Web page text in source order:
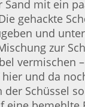
Sand mit ein
gehackte
und
zur
vermischen
und da
der Schüssel